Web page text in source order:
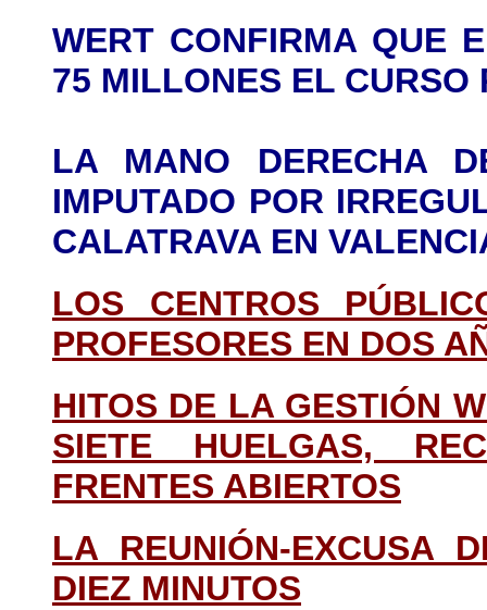
WERT CONFIRMA QUE
75 MILLONES EL CURSO
LA MANO DERECHA
IMPUTADO POR
CALATRAVA EN
LOS CENTROS
PROFESORES EN DOS
HITOS DE LA GESTIÓN
SIETE HUELGAS,
FRENTES ABIERTOS
LA REUNIÓN-EXCUSA
DIEZ MINUTOS